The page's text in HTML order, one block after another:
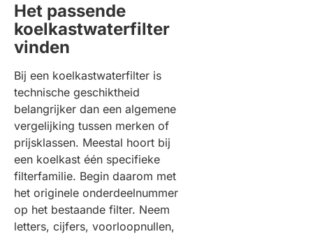
Het passende
koelkastwaterfilter
vinden
Bij een koelkastwaterfilter is
technische geschiktheid
belangrijker dan een algemene
vergelijking tussen merken of
prijsklassen. Meestal hoort bij
een koelkast één specifieke
filterfamilie. Begin daarom met
het originele onderdeelnummer
op het bestaande filter. Neem
letters, cijfers, voorloopnullen,